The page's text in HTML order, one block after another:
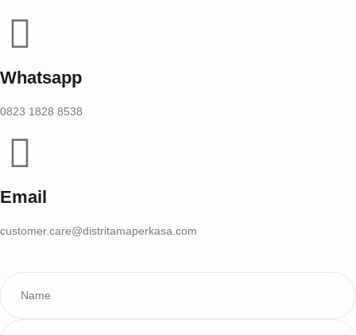
Whatsapp
0823 1828 8538
Email
customer.care@distritamaperkasa.com